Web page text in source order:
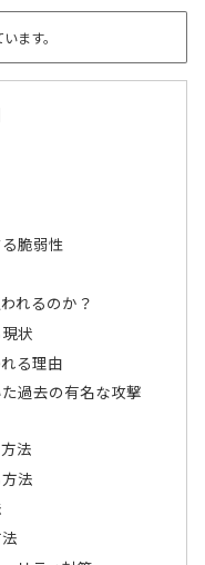
ます。
脆弱性
れるのか？
状
る理由
過去の有名な攻撃
法
法